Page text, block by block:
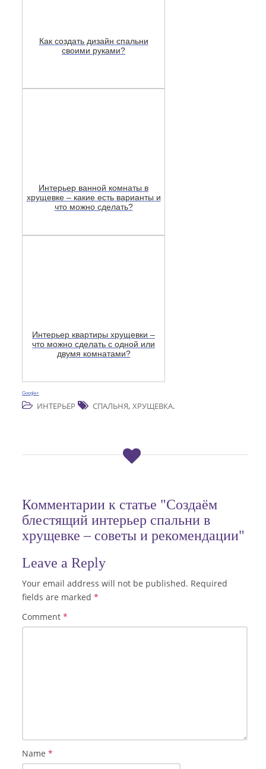
Как создать дизайн спальни
своими руками?
Интерьер ванной комнаты в
хрущевке – какие есть варианты и
что можно сделать?
Интерьер квартиры хрущевки –
что можно сделать с одной или
двумя комнатами?
Google+
ИНТЕРЬЕР СПАЛЬНЯ, ХРУЩЕВКА.
Комментарии к статье "Создаём
блестящий интерьер спальни в
хрущевке – советы и рекомендации"
Leave a Reply
Your email address will not be published. Required
fields are marked *
Comment *
Name *